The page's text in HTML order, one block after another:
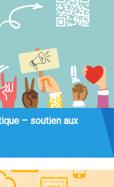
– soutien aux